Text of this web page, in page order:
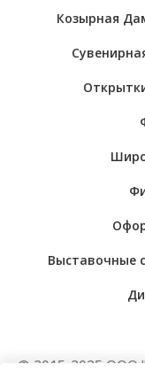
Козырная
Выставочные
© 2015-2025 ООО